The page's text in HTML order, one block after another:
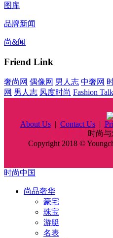
图库
品牌新闻
尚&闻
Friend Link
奢尚网 偶像网 男人志 中奢网
网 男人志 风度时尚 Fashion Talk
About Us| Contact Us|
时尚
Copyright 2018 ©
时尚中国
尚品奢华
豪宅
珠宝
游艇
名表